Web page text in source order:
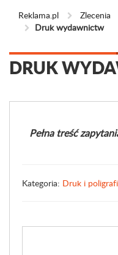
Reklama.pl Zlecenia
Druk wydawnictw
DRUK
Pełna treść
Kategoria: Druk i